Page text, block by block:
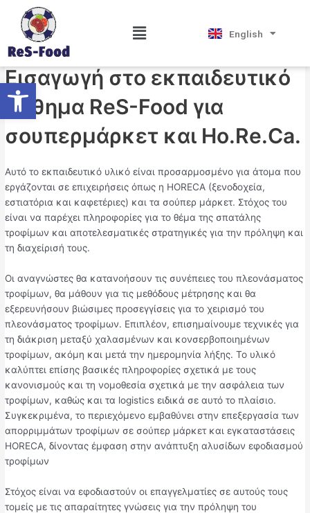
Open toolbar
content
Menu English
Српски језик
Εισαγωγή
ByTourniss/June 21, 2024
Εισαγωγή στο εκπαιδευτικό
μάθημα ReS-Food για
σουπερμάρκετ και Ho.Re.Ca.
Αυτό το εκπαιδευτικό υλικό είναι προσαρμοσμένο για άτομα που
εργάζονται σε επιχειρήσεις όπως η HORECA (ξενοδοχεία,
εστιατόρια και καφετέριες) και τα σούπερ μάρκετ. Στόχος του
είναι να παρέχει πληροφορίες για το θέμα της σπατάλης
τροφίμων και αποτελεσματικές στρατηγικές για την πρόληψη και
τη διαχείρισή τους.
Οι αναγνώστες θα κατανοήσουν τις συνέπειες του πλεονάσματος
τροφίμων, θα μάθουν για τις μεθόδους μέτρησης και θα
εξερευνήσουν βιώσιμες προσεγγίσεις για το χειρισμό του
πλεονάσματος τροφίμων. Επιπλέον, επισημαίνουμε τεχνικές για
τη διάκριση μεταξύ χαλασμένων και κονσερβοποιημένων
τροφίμων, ακόμη και μετά την ημερομηνία λήξης. Το υλικό
καλύπτει επίσης βασικές πληροφορίες σχετικά με τους
κανονισμούς και τη νομοθεσία σχετικά με την ασφάλεια των
τροφίμων, καθώς και τα logistics ειδικά σε αυτό το πλαίσιο.
Συγκεκριμένα, το περιεχόμενο εμβαθύνει στην επεξεργασία των
απορριμμάτων τροφίμων σε σούπερ μάρκετ και εγκαταστάσεις
HORECA, δίνοντας έμφαση στην ανάπτυξη αλυσίδων εφοδιασμού
τροφίμων
Στόχος είναι να εφοδιαστούν οι επαγγελματίες σε αυτούς τους
τομείς με τις απαραίτητες γνώσεις για την πρόληψη του
navigation